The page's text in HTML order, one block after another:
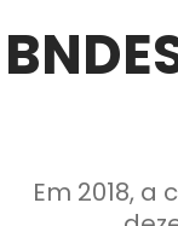
Em 2018,